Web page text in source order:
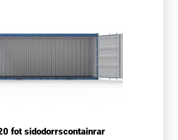
fot sidodorrscontainrar